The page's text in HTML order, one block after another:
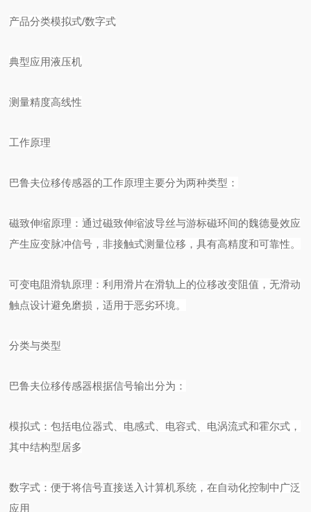
产品分类模拟式/数字式
典型应用液压机
测量精度高线性
工作原理
巴鲁夫位移传感器的工作原理主要分为两种类型：
磁致伸缩原理：通过磁致伸缩波导丝与游标磁环间的魏德曼效应
产生应变脉冲信号，非接触式测量位移，具有高精度和可靠性。
可变电阻滑轨原理：利用滑片在滑轨上的位移改变阻值，无滑动
触点设计避免磨损，适用于恶劣环境。
分类与类型
巴鲁夫位移传感器根据信号输出分为：
模拟式：包括电位器式、电感式、电容式、电涡流式和霍尔式，
其中结构型居多
数字式：便于将信号直接送入计算机系统，在自动化控制中广泛
应用